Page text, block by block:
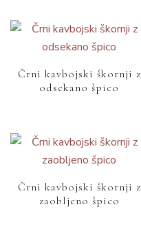
Črni kavbojski škornji z
odsekano špico
Črni kavbojski škornji z
zaobljeno špico